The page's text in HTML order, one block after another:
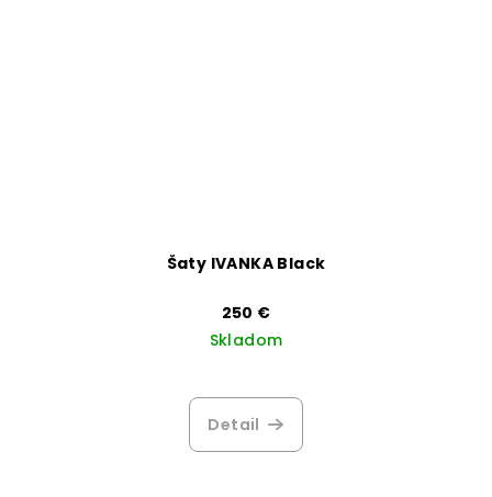
Šaty IVANKA Black
250 €
Skladom
Detail